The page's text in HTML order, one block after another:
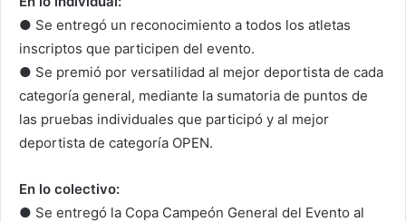
● Se entregó un reconocimiento a todos los atletas
inscriptos que participen del evento.
● Se premió por versatilidad al mejor deportista de cada
categoría general, mediante la sumatoria de puntos de
las pruebas individuales que participó y al mejor
deportista de categoría OPEN.
En lo colectivo:
● Se entregó la Copa Campeón General del Evento al